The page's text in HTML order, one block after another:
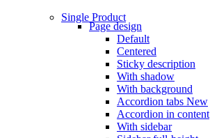
Single Product
Page design
Default
Centered
Sticky description
With shadow
With background
Accordion tabs New
Accordion in content
With sidebar